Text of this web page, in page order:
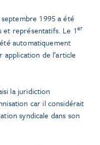
septembre 1995 a été
et représentatifs. Le 1er
automatiquement
de l’article
la juridiction
car il considérait
syndicale dans son